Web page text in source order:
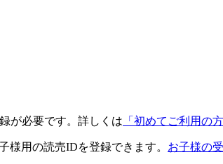
が必要です。詳しくは 「初めてご利用の方
用の読売IDを登録できます。 お子様の